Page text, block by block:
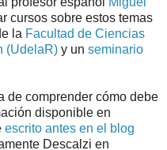
cursos sobre estos temas
la Facultad de Ciencias
(UdelaR) y un seminario
de comprender cómo debe
disponible en
escrito antes en el blog
Descalzi en